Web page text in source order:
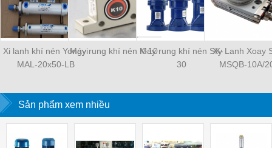
Xi lanh khí nén Yongyi
MAL-20x50-LB
Máy rung khí nén K-10Máy rung khí nén SK-
30
Xy Lanh Xoay
MSQB-10A/
Sản phẩm xem nhiều